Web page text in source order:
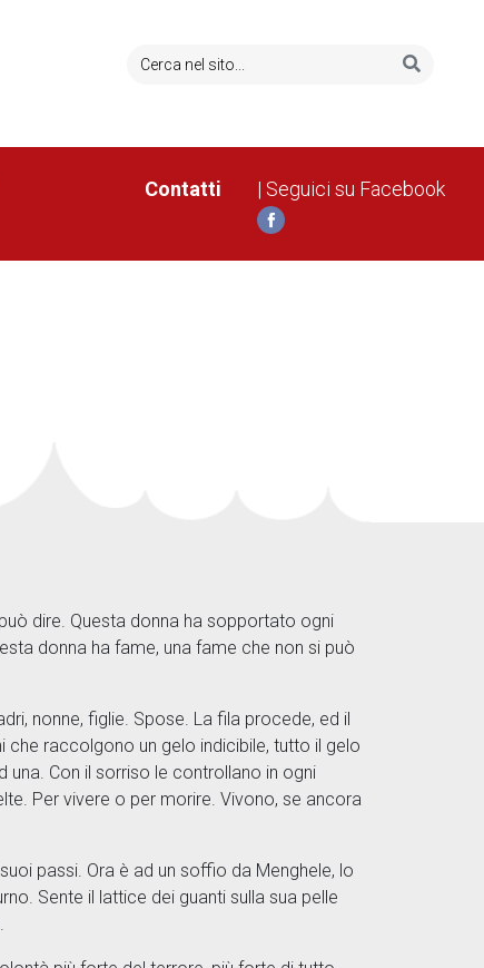
Contatti | Seguici su Facebook
dire. Questa donna ha sopportato ogni
donna ha fame, una fame che non si può
nonne, figlie. Spose. La fila procede, ed il
che raccolgono un gelo indicibile, tutto il gelo
una. Con il sorriso le controllano in ogni
Per vivere o per morire. Vivono, se ancora
passi. Ora è ad un soffio da Menghele, lo
Sente il lattice dei guanti sulla sua pelle